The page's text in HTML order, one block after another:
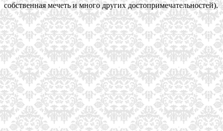
собственная мечеть и много других достопримечательностей).